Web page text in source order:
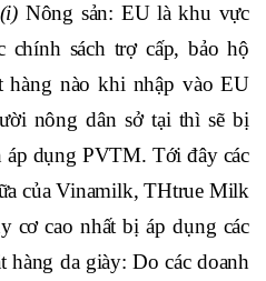
Nông sản: EU là khu vực
chính sách trợ cấp, bảo hộ
hàng nào khi nhập vào EU
nông dân sở tại thì sẽ bị
áp dụng PVTM. Tới đây các
của Vinamilk, THtrue Milk
cơ cao nhất bị áp dụng các
da giày: Do các doanh